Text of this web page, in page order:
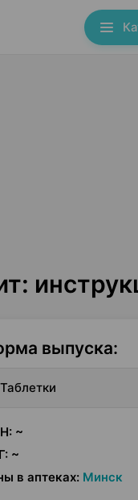
выпуска:
Таблетки
: ~
: ~
в аптеках: Минск